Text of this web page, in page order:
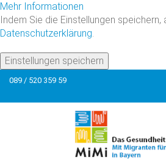
Mehr Informationen
Indem Sie die Einstellungen
Datenschutzerklärung.
Einstellungen speichern
089 / 520 359 59